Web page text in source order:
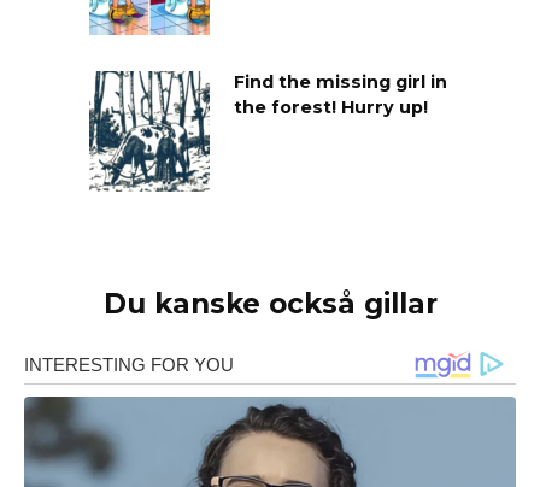
Find the missing girl in
the forest! Hurry up!
Du kanske också gillar